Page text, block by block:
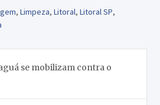
, Limpeza, Litoral, Litoral SP,
se mobilizam contra o